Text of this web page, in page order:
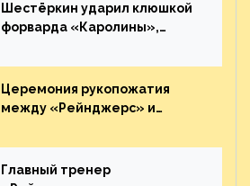
Шестёркин ударил клюшкой
форварда «Каролины»,
пятаке. Видео
Церемония рукопожатия
между «Рейнджерс» и
матча плей-офф. Видео
Главный тренер